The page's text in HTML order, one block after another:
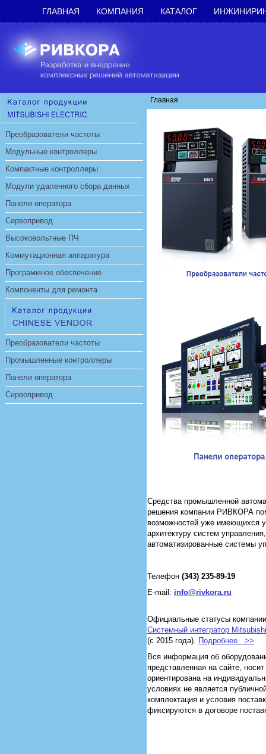
ГЛАВНАЯ КОМПАНИЯ КАТАЛОГ
Преобразователи частоты
Модульные контроллеры
Компактные контроллеры
Модули удаленного сбора данных
Панели оператора
Сервопривод
Высоковольтные ПЧ
Коммутационная аппаратура
Программное обеспечение
Компоненты для ремонта
Преобразователи частоты
Промышленные контроллеры
Панели оператора
Сервопривод
Главная
Средства промышленной
решения компании РИВКОРА
возможностей уже имеющихся
архитектуру систем
автоматизированные системы
Телефон (343) 235-89-19
E-mail: info@rivkora.ru
Официальные статусы
Системный интегратор
(с 2015 года). Подробнее >>
Вся информация об
представленная на сайте,
ориентирована на
условиях не является
комплектация и условия
фиксируются в договоре